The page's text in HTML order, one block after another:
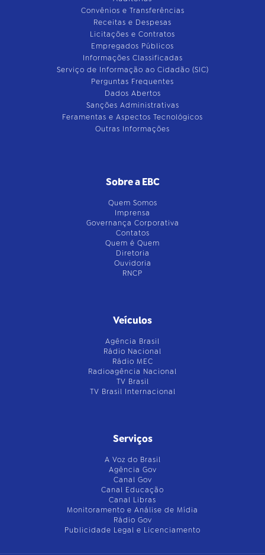
Convênios e Transferências
Receitas e Despesas
Licitações e Contratos
Empregados Públicos
Informações Classificadas
Serviço de Informação ao Cidadão (SIC)
Perguntas Frequentes
Dados Abertos
Sanções Administrativas
Feramentas e Aspectos Tecnológicos
Outras Informações
Sobre a EBC
Quem Somos
Imprensa
Governança Corporativa
Contatos
Quem é Quem
Diretoria
Ouvidoria
RNCP
Veículos
Agência Brasil
Rádio Nacional
Rádio MEC
Radioagência Nacional
TV Brasil
TV Brasil Internacional
Serviços
A Voz do Brasil
Agência Gov
Canal Gov
Canal Educação
Canal Libras
Monitoramento e Análise de Mídia
Rádio Gov
Publicidade Legal e Licenciamento